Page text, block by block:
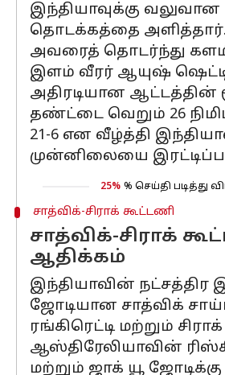
இந்தியாவுக்கு வலுவான
தொடக்கத்தை அளித்தார்.
அவரைத் தொடர்ந்து
இளம் வீரர் ஆயுஷ்
அதிரடியான ஆட்டத்தின்
தண்ட்டை வெறும் 26
21-6 என வீழ்த்தி
முன்னிலையை
25% % செய்தி படித்து
சாத்விக்-சிராக் கூட்டணி
சாத்விக்-சிராக்
ஆதிக்கம்
இந்தியாவின் நட்சத்திர
ஜோடியான சாத்விக்
ரங்கிரெட்டி மற்றும்
ஆஸ்திரேலியாவின்
மற்றும் ஜாக் யூ ஜோடிக்கு